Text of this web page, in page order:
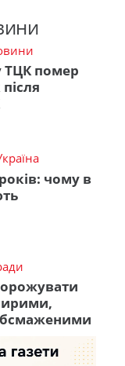
ТЦК помер
чому в